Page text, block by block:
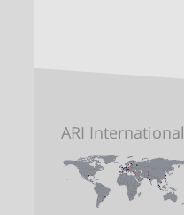
ARI International